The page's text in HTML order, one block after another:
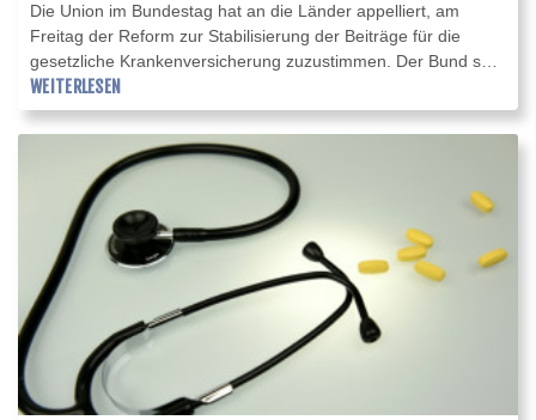
Die Union im Bundestag hat an die Länder appelliert, am
Freitag der Reform zur Stabilisierung der Beiträge für die
gesetzliche Krankenversicherung zuzustimmen. Der Bund sei
den Ländern bei der Krankenhausfinanzierung bereits
entgegengekommen, sagte Unions-Parlamentsgeschäftsführer
Steffen Bilger am Dienstag in Berlin. Es bräuchten nun alle
Beteiligten schnell Klarheit, weil die Umsetzung der Reform im
Gesundheitswesen bis Anfang 2027 noch Zeit in Anspruch
nehmen werde.
WEITERLESEN